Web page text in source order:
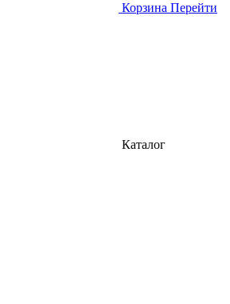
Корзина Перейти
Каталог